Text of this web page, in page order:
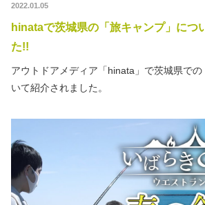
2022.01.05
hinataで茨城県の「旅キャンプ」につ
た!!
アウトドアメディア「hinata」で茨城県で
いて紹介されました。